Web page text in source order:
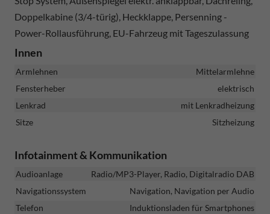
Doppelkabine (3/4-türig), Heckklappe, Persenning -
Power-Rollausführung, EU-Fahrzeug mit Tageszulassung
Innen
Armlehnen
Mittelarmlehne
Fensterheber
elektrisch
Lenkrad
mit Lenkradheizung
Sitze
Sitzheizung
Infotainment & Kommunikation
Audioanlage
Radio/MP3-Player, Radio, Digitalradio DAB
Navigationssystem
Navigation, Navigation per Audio
Telefon
Induktionsladen für Smartphones